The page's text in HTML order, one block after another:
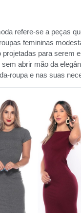
refere-se a peças
femininas
para serem
abrir mão da
roupa e nas suas